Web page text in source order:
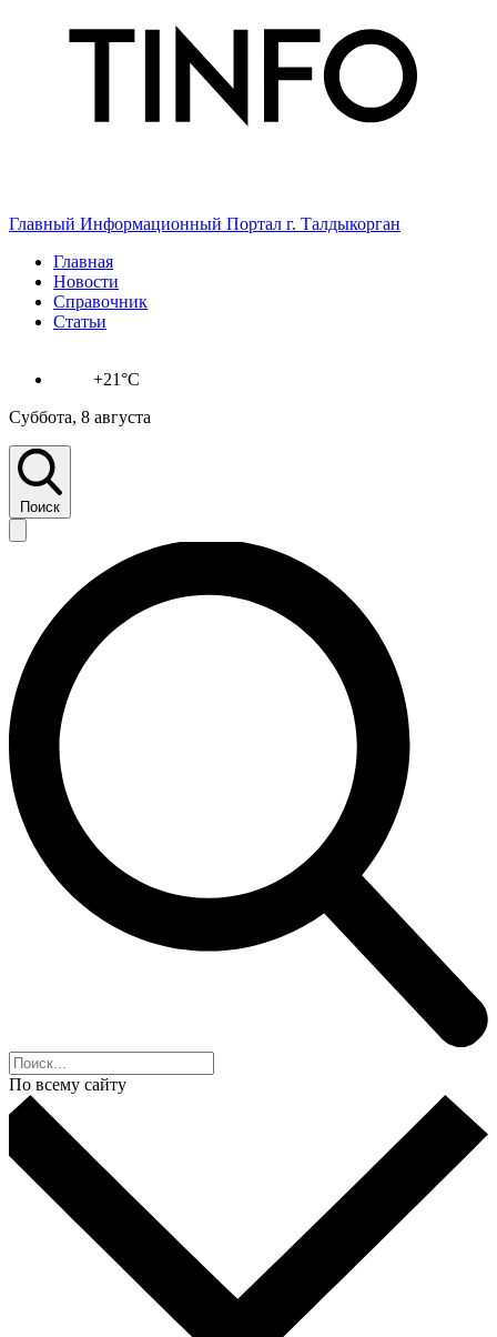
Главный Информационный Портал г. Талдыкорган
Главная
Новости
Справочник
Статьи
+21°C
Суббота, 8 августа
Поиск
По всему сайту